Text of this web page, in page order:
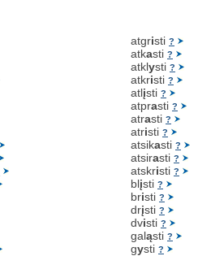
atgristi ?
atkasti ?
atklysti ?
atkristi ?
atlįsti ?
atprasti ?
atrasti ?
atristi ?
atsikasti ?
atsirasti ?
atskristi ?
blįsti ?
bristi ?
drįsti ?
dvisti ?
galąsti ?
gysti ?